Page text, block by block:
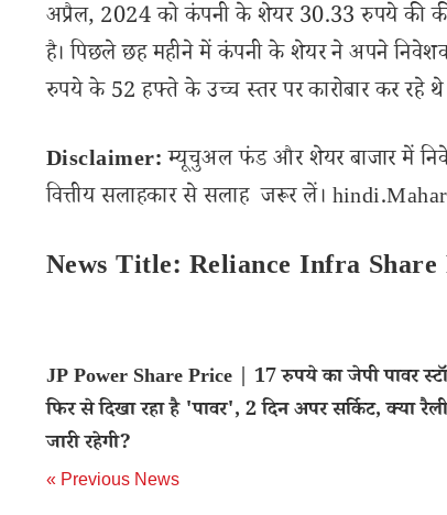
अप्रैल, 2024 को कंपनी के शेयर 30.33 रुपये की
है। पिछले छह महीने में कंपनी के शेयर ने अपने
रुपये के 52 हफ्ते के उच्च स्तर पर कारोबार कर रहे
Disclaimer:म्यूचुअल फंड और शेयर बाजार में
वित्तीय सलाहकार से सलाह जरूर लें।
News Title: Reliance Infra
JP Power Share Price | 17 रुपये का जेपी पावर
फिर से दिखा रहा है 'पावर', 2 दिन अपर सर्किट, क्या रैली
जारी रहेगी?
« Previous News